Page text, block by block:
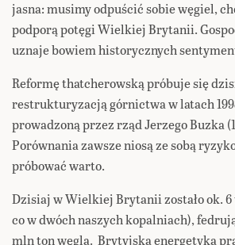
jasna: musimy odpuścić sobie węgiel,
podporą potęgi Wielkiej Brytanii.
uznaje bowiem historycznych
Reformę thatcherowską próbuje się
restrukturyzacją górnictwa w latach
prowadzoną przez rząd Jerzego Buzka
Porównania zawsze niosą ze sobą
próbować warto.
Dzisiaj w Wielkiej Brytanii zostało ok.
co w dwóch naszych kopalniach),
mln ton węgla. Brytyjska energetyka